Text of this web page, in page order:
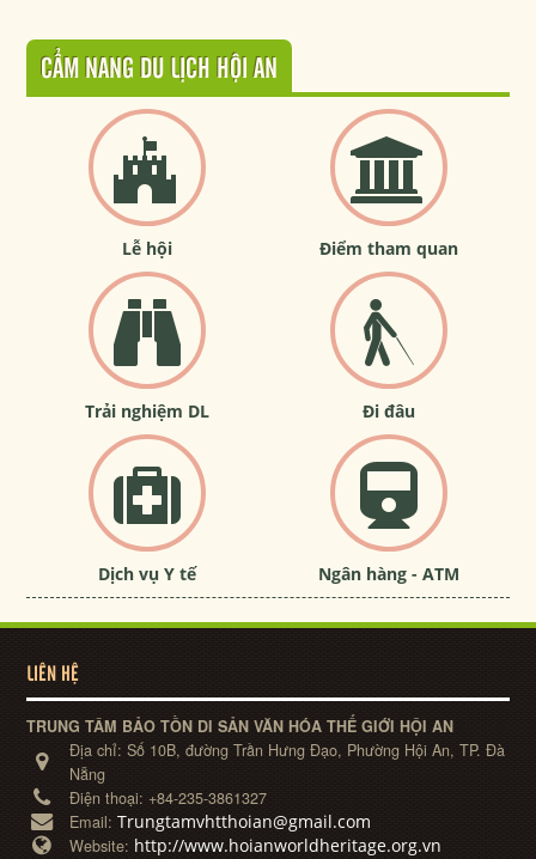
CẨM NANG DU LỊCH HỘI AN
Lễ hội Điểm tham quan
Trải nghiệm DL Đi đâu
Dịch vụ Y tế Ngân hàng - ATM
LIÊN HỆ
TRUNG TÂM BẢO TỒN DI SẢN VĂN HÓA THẾ GIỚI HỘI AN
Địa chỉ:Số 10B, đường Trần Hưng Đạo, Phường Hội An, TP. Đà
Nẵng
Điện thoại: +84-235-3861327
Email:Trungtamvhtthoian@gmail.com
Website: http://www.hoianworldheritage.org.vn